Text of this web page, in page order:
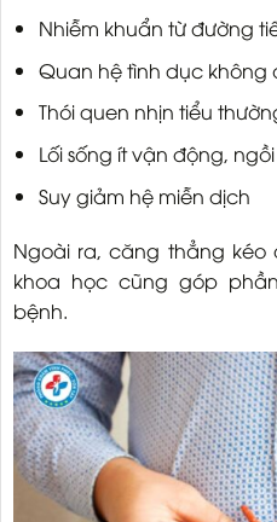
Nhiễm khuẩn từ đường
Quan hệ tình dục không
Thói quen nhịn tiểu
Lối sống ít vận động,
Suy giảm hệ miễn dịch
Ngoài ra, căng thẳng
khoa học cũng góp
bệnh.